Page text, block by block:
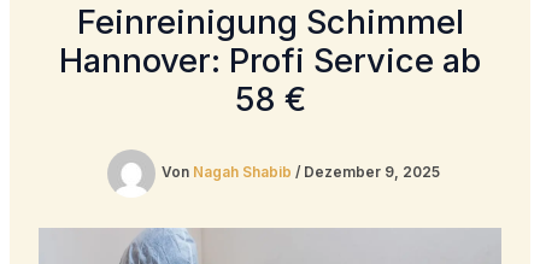
Feinreinigung Schimmel
Hannover: Profi Service ab
58 €
Von Nagah Shabib / Dezember 9, 2025